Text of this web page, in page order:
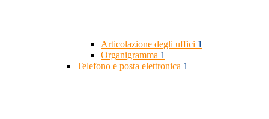
Articolazione degli uffici 1
Organigramma 1
Telefono e posta elettronica 1